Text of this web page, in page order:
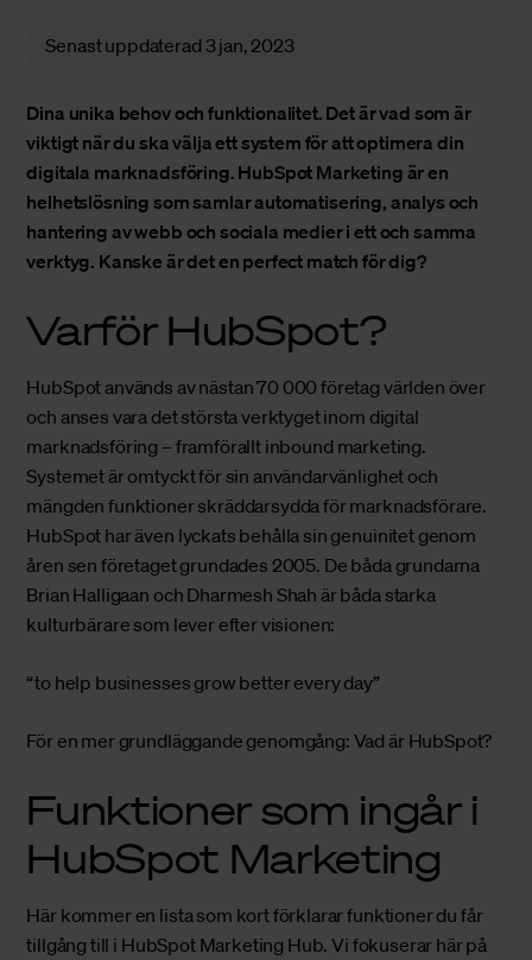
Senast uppdaterad 3 jan, 2023
Dina unika behov och funktionalitet. Det är vad som är
viktigt när du ska välja ett system för att optimera din
digitala marknadsföring. HubSpot Marketing är en
helhetslösning som samlar automatisering, analys och
hantering av webb och sociala medier i ett och samma
verktyg. Kanske är det en perfect match för dig?
Varför HubSpot?
HubSpotanvänds av nästan 70 000 företag världen över
och anses vara det största verktyget inom digital
marknadsföring – framförallt inbound marketing.
Systemet är omtyckt för sin användarvänlighet och
mängden funktioner skräddarsydda för marknadsförare.
HubSpot har även lyckats behålla sin genuinitet genom
åren sen företaget grundades 2005. De båda grundarna
Brian Halligaan och Dharmesh Shah är båda starka
kulturbärare som lever efter visionen:
“to help businesses grow better every day”
För en mer grundläggande genomgång: Vad är HubSpot?
Funktioner som ingår i
HubSpot Marketing
Här kommer en lista som kort förklarar funktioner du får
tillgång till i HubSpot Marketing Hub. Vi fokuserar här på